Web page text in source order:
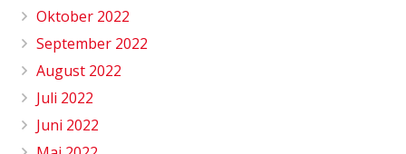
Oktober 2022
September 2022
August 2022
Juli 2022
Juni 2022